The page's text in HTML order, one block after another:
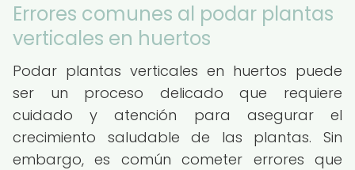
Errores comunes al podar plantas
verticales en huertos
Podar plantas verticales en huertos puede
ser un proceso delicado que requiere
cuidado y atención para asegurar el
crecimiento saludable de las plantas. Sin
embargo, es común cometer errores que